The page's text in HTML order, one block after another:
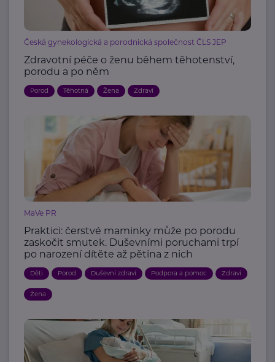
Česká gynekologická a porodnická společnost ČLS JEP
Zdravotní péče o ženu během těhotenství,
porodu a po něm
Porod Těhotná Žena Zdraví
MaVe PR
Praktici: čerstvé maminky může po porodu
zaskočit smutek. Duševními poruchami trpí
po narození dítěte až pětina z nich
Děti Porod Duševní zdraví Podpora a pomoc Zdraví
Žena